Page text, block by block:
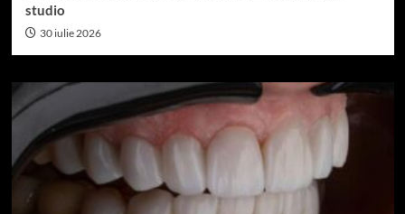
studio
30 iulie 2026